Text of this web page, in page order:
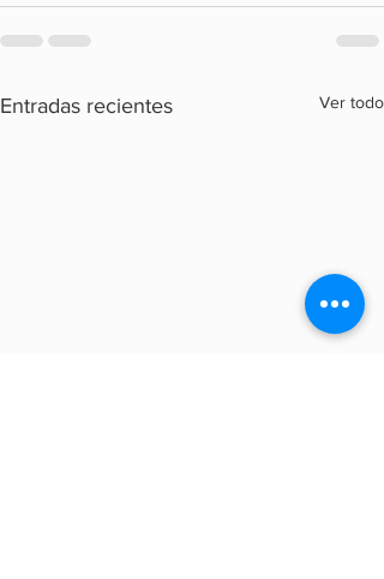
Entradas recientes Ver todo